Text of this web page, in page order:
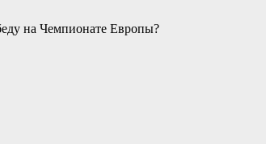
на Чемпионате Европы?